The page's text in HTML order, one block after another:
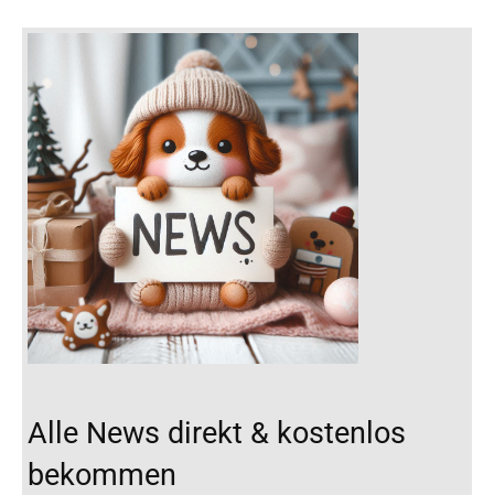
Alle News direkt & kostenlos
bekommen